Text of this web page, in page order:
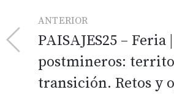
ANTERIOR
PAISAJES25 – Feria
postmineros:
transición. Retos y